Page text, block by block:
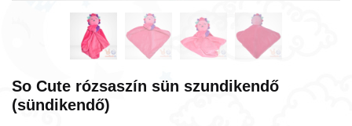
So Cute rózsaszín sün szundikendő
(sündikendő)